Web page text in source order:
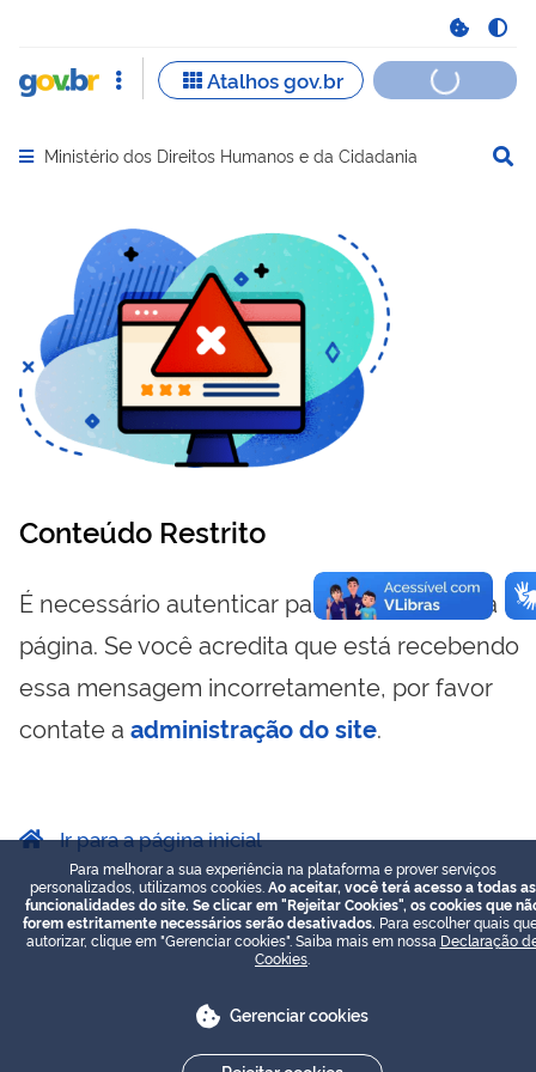
Abrir menu principal de navegação
Ministério dos Direitos Humanos e da Cidadania
Conteúdo Restrito
É necessário autenticar para visualizar essa
página. Se você acredita que está recebendo
essa mensagem incorretamente, por favor
contate a administração do site.
Ir para a página inicial
Para melhorar a sua experiência na plataforma e prover serviços
personalizados, utilizamos cookies. Ao aceitar, você terá acesso a todas as
funcionalidades do site. Se clicar em "Rejeitar Cookies", os cookies que
forem estritamente necessários serão desativados. Para escolher quais
autorizar, clique em "Gerenciar cookies". Saiba mais em nossa Declaração
Cookies
Gerenciar cookies